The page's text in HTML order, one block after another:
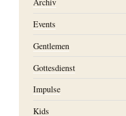
Events
Gentlemen
Gottesdienst
Impulse
Kids